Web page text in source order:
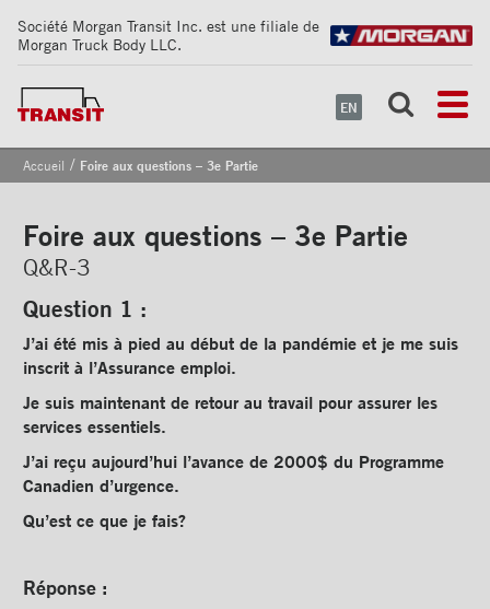
Société Morgan Transit Inc. est une filiale de
Morgan Truck Body LLC.
EN
Accueil / Foire aux questions – 3e Partie
Foire aux questions – 3e Partie
Q&R-3
Question 1 :
J’ai été mis à pied au début de la pandémie et je me suis
inscrit à l’Assurance emploi.
Je suis maintenant de retour au travail pour assurer les
services essentiels.
J’ai reçu aujourd’hui l’avance de 2000$ du Programme
Canadien d’urgence.
Qu’est ce que je fais?
Réponse :